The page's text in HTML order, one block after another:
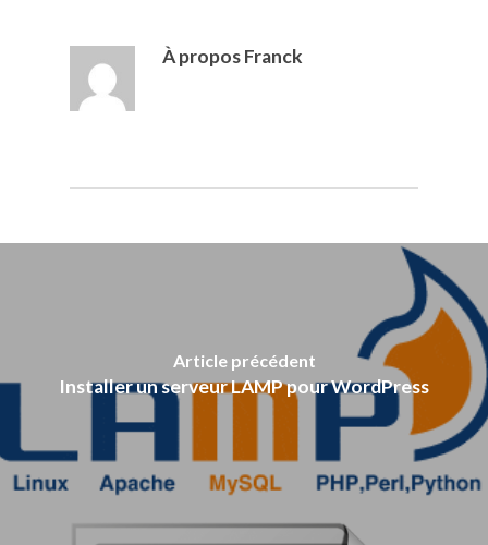
À proposFranck
Article précédent
Installer un serveur LAMP pour WordPress